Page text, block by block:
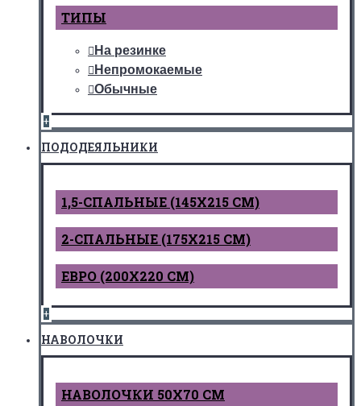
ТИПЫ
На резинке
Непромокаемые
Обычные
+
ПОДОДЕЯЛЬНИКИ
1,5-СПАЛЬНЫЕ (145Х215 СМ)
2-СПАЛЬНЫЕ (175Х215 СМ)
ЕВРО (200Х220 СМ)
+
НАВОЛОЧКИ
НАВОЛОЧКИ 50Х70 СМ